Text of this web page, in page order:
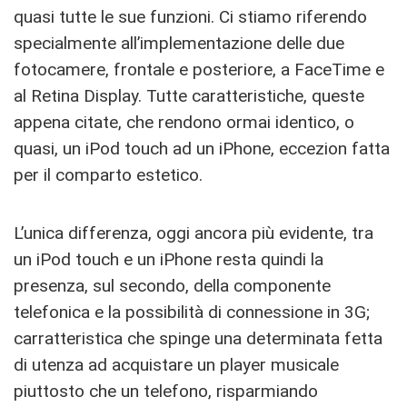
quasi tutte le sue funzioni. Ci stiamo riferendo
specialmente all’implementazione delle due
fotocamere, frontale e posteriore, a FaceTime e
al Retina Display. Tutte caratteristiche, queste
appena citate, che rendono ormai identico, o
quasi, un iPod touch ad un iPhone, eccezion fatta
per il comparto estetico.
L’unica differenza, oggi ancora più evidente, tra
un iPod touch e un iPhone resta quindi la
presenza, sul secondo, della componente
telefonica e la possibilità di connessione in 3G;
carratteristica che spinge una determinata fetta
di utenza ad acquistare un player musicale
piuttosto che un telefono, risparmiando